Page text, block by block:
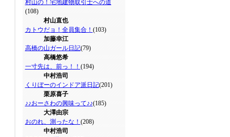
村山の！宅地建物取引士への道
(108)
村山直也
カトウだョ！全員集合！ (103)
加藤幸江
高橋の山ガール日記(79)
高橋悠希
一寸先は、前っ！！ (194)
中村浩司
くりぼーのインドア派日記(201)
栗原喜子
♪♪おーさわの興味って♪♪(185)
大澤由宗
おのれ、測ったな！ (208)
中村浩司